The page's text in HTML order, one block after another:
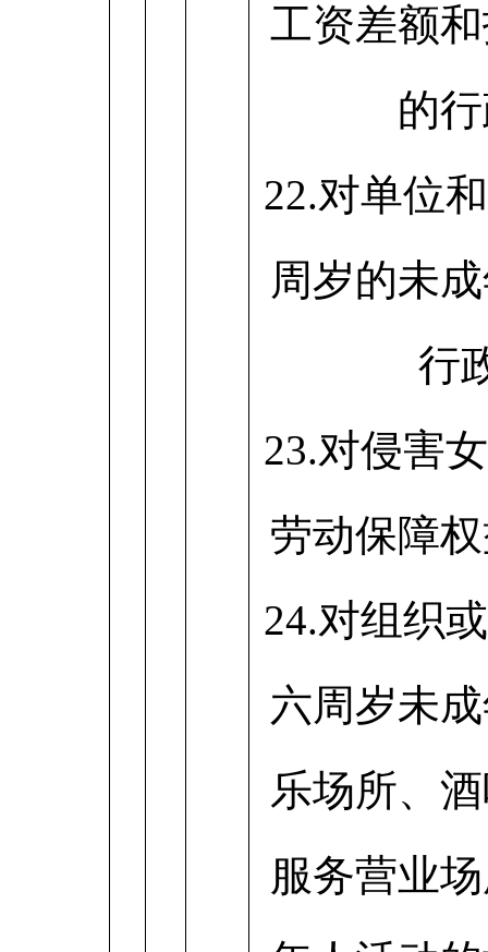
工资差额
的
22.对单位
周岁的未
行
23.对侵害
劳动保障
24.对组织
六周岁未
乐场所、
服务营业